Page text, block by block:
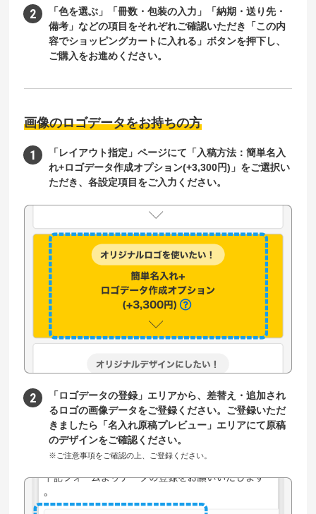
「色を選ぶ」「冊数・包装の入力」「納期・送り先・
備考」などの項目をそれぞれご確認いただき「この内
容でショッピングカートに入れる」ボタンを押下し、
ご購入をお進めください。
画像のロゴデータをお持ちの方
「レイアウト指定」ページにて「入稿方法：簡単名入
れ+ロゴデータ作成オプション(+3,300円)」をご選択い
ただき、各設定項目をご入力ください。
「ロゴデータの登録」エリアから、差替え・追加され
るロゴの画像データをご登録ください。ご登録いただ
きましたら「名入れ原稿プレビュー」エリアにて原稿
のデザインをご確認ください。
※ご注意事項をご確認の上、ご登録ください。